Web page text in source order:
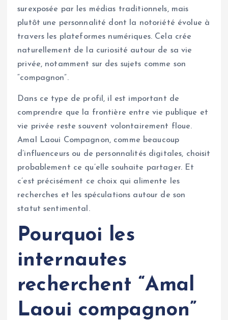
surexposée par les médias traditionnels, mais
plutôt une personnalité dont la notoriété évolue à
travers les plateformes numériques. Cela crée
naturellement de la curiosité autour de sa vie
privée, notamment sur des sujets comme son
“compagnon”.
Dans ce type de profil, il est important de
comprendre que la frontière entre vie publique et
vie privée reste souvent volontairement floue.
Amal Laoui Compagnon, comme beaucoup
d’influenceurs ou de personnalités digitales, choisit
probablement ce qu’elle souhaite partager. Et
c’est précisément ce choix qui alimente les
recherches et les spéculations autour de son
statut sentimental.
Pourquoi les
internautes
recherchent “Amal
Laoui compagnon”